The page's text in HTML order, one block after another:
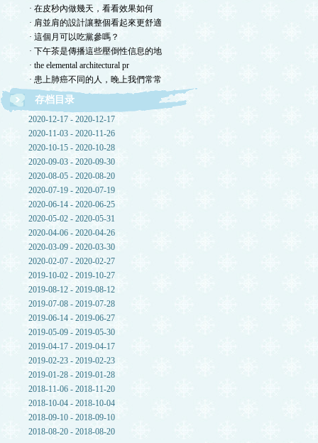
· 在皮秒內做幾天，看看效果如何
· 肩並肩的設計讓整個看起來更舒適
· 這個月可以吃黨參嗎？
· 下午茶是傳播這些壓倒性信息的地
· the elemental architectural pr
· 患上肺癌不同的人，晚上我們常常
存档目录
2020-12-17 - 2020-12-17
2020-11-03 - 2020-11-26
2020-10-15 - 2020-10-28
2020-09-03 - 2020-09-30
2020-08-05 - 2020-08-20
2020-07-19 - 2020-07-19
2020-06-14 - 2020-06-25
2020-05-02 - 2020-05-31
2020-04-06 - 2020-04-26
2020-03-09 - 2020-03-30
2020-02-07 - 2020-02-27
2019-10-02 - 2019-10-27
2019-08-12 - 2019-08-12
2019-07-08 - 2019-07-28
2019-06-14 - 2019-06-27
2019-05-09 - 2019-05-30
2019-04-17 - 2019-04-17
2019-02-23 - 2019-02-23
2019-01-28 - 2019-01-28
2018-11-06 - 2018-11-20
2018-10-04 - 2018-10-04
2018-09-10 - 2018-09-10
2018-08-20 - 2018-08-20